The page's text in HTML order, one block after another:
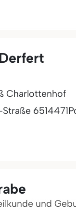
Charlottenhof
6514471
und